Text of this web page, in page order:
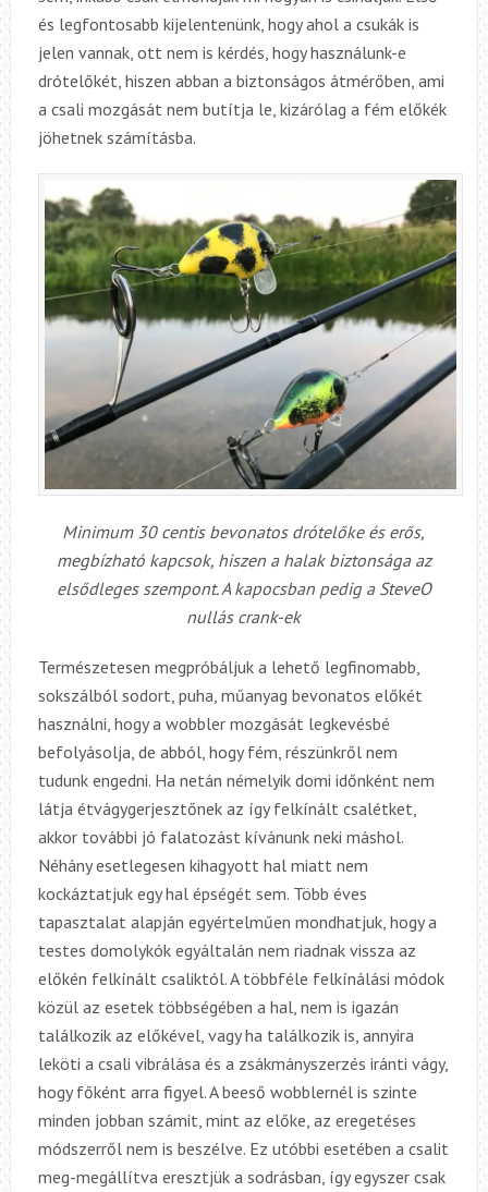
és legfontosabb kijelentenünk, hogy ahol a csukák is
jelen vannak, ott nem is kérdés, hogy használunk-e
drótelőkét, hiszen abban a biztonságos átmérőben, ami
a csali mozgását nem butítja le, kizárólag a fém előkék
jöhetnek számításba.
Minimum 30 centis bevonatos drótelőke és erős,
megbízható kapcsok, hiszen a halak biztonsága az
elsődleges szempont. A kapocsban pedig a SteveO
nullás crank-ek
Természetesen megpróbáljuk a lehető legfinomabb,
sokszálból sodort, puha, műanyag bevonatos előkét
használni, hogy a wobbler mozgását legkevésbé
befolyásolja, de abból, hogy fém, részünkről nem
tudunk engedni. Ha netán némelyik domi időnként nem
látja étvágygerjesztőnek az így felkínált csalétket,
akkor további jó falatozást kívánunk neki máshol.
Néhány esetlegesen kihagyott hal miatt nem
kockáztatjuk egy hal épségét sem. Több éves
tapasztalat alapján egyértelműen mondhatjuk, hogy a
testes domolykók egyáltalán nem riadnak vissza az
előkén felkínált csaliktól. A többféle felkínálási módok
közül az esetek többségében a hal, nem is igazán
találkozik az előkével, vagy ha találkozik is, annyira
leköti a csali vibrálása és a zsákmányszerzés iránti vágy,
hogy főként arra figyel. A beeső wobblernél is szinte
minden jobban számit, mint az előke, az eregetéses
módszerről nem is beszélve. Ez utóbbi esetében a csalit
meg-megállítva eresztjük a sodrásban, így egyszer csak